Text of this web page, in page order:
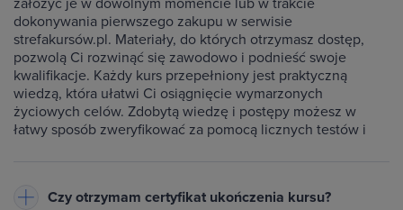
dokonywania pierwszego zakupu w serwisie
strefakursów.pl. Materiały, do których otrzymasz dostęp,
pozwolą Ci rozwinąć się zawodowo i podnieść swoje
kwalifikacje. Każdy kurs przepełniony jest praktyczną
wiedzą, która ułatwi Ci osiągnięcie wymarzonych
życiowych celów. Zdobytą wiedzę i postępy możesz w
łatwy sposób zweryfikować za pomocą licznych testów i
Czy otrzymam certyfikat ukończenia kursu?